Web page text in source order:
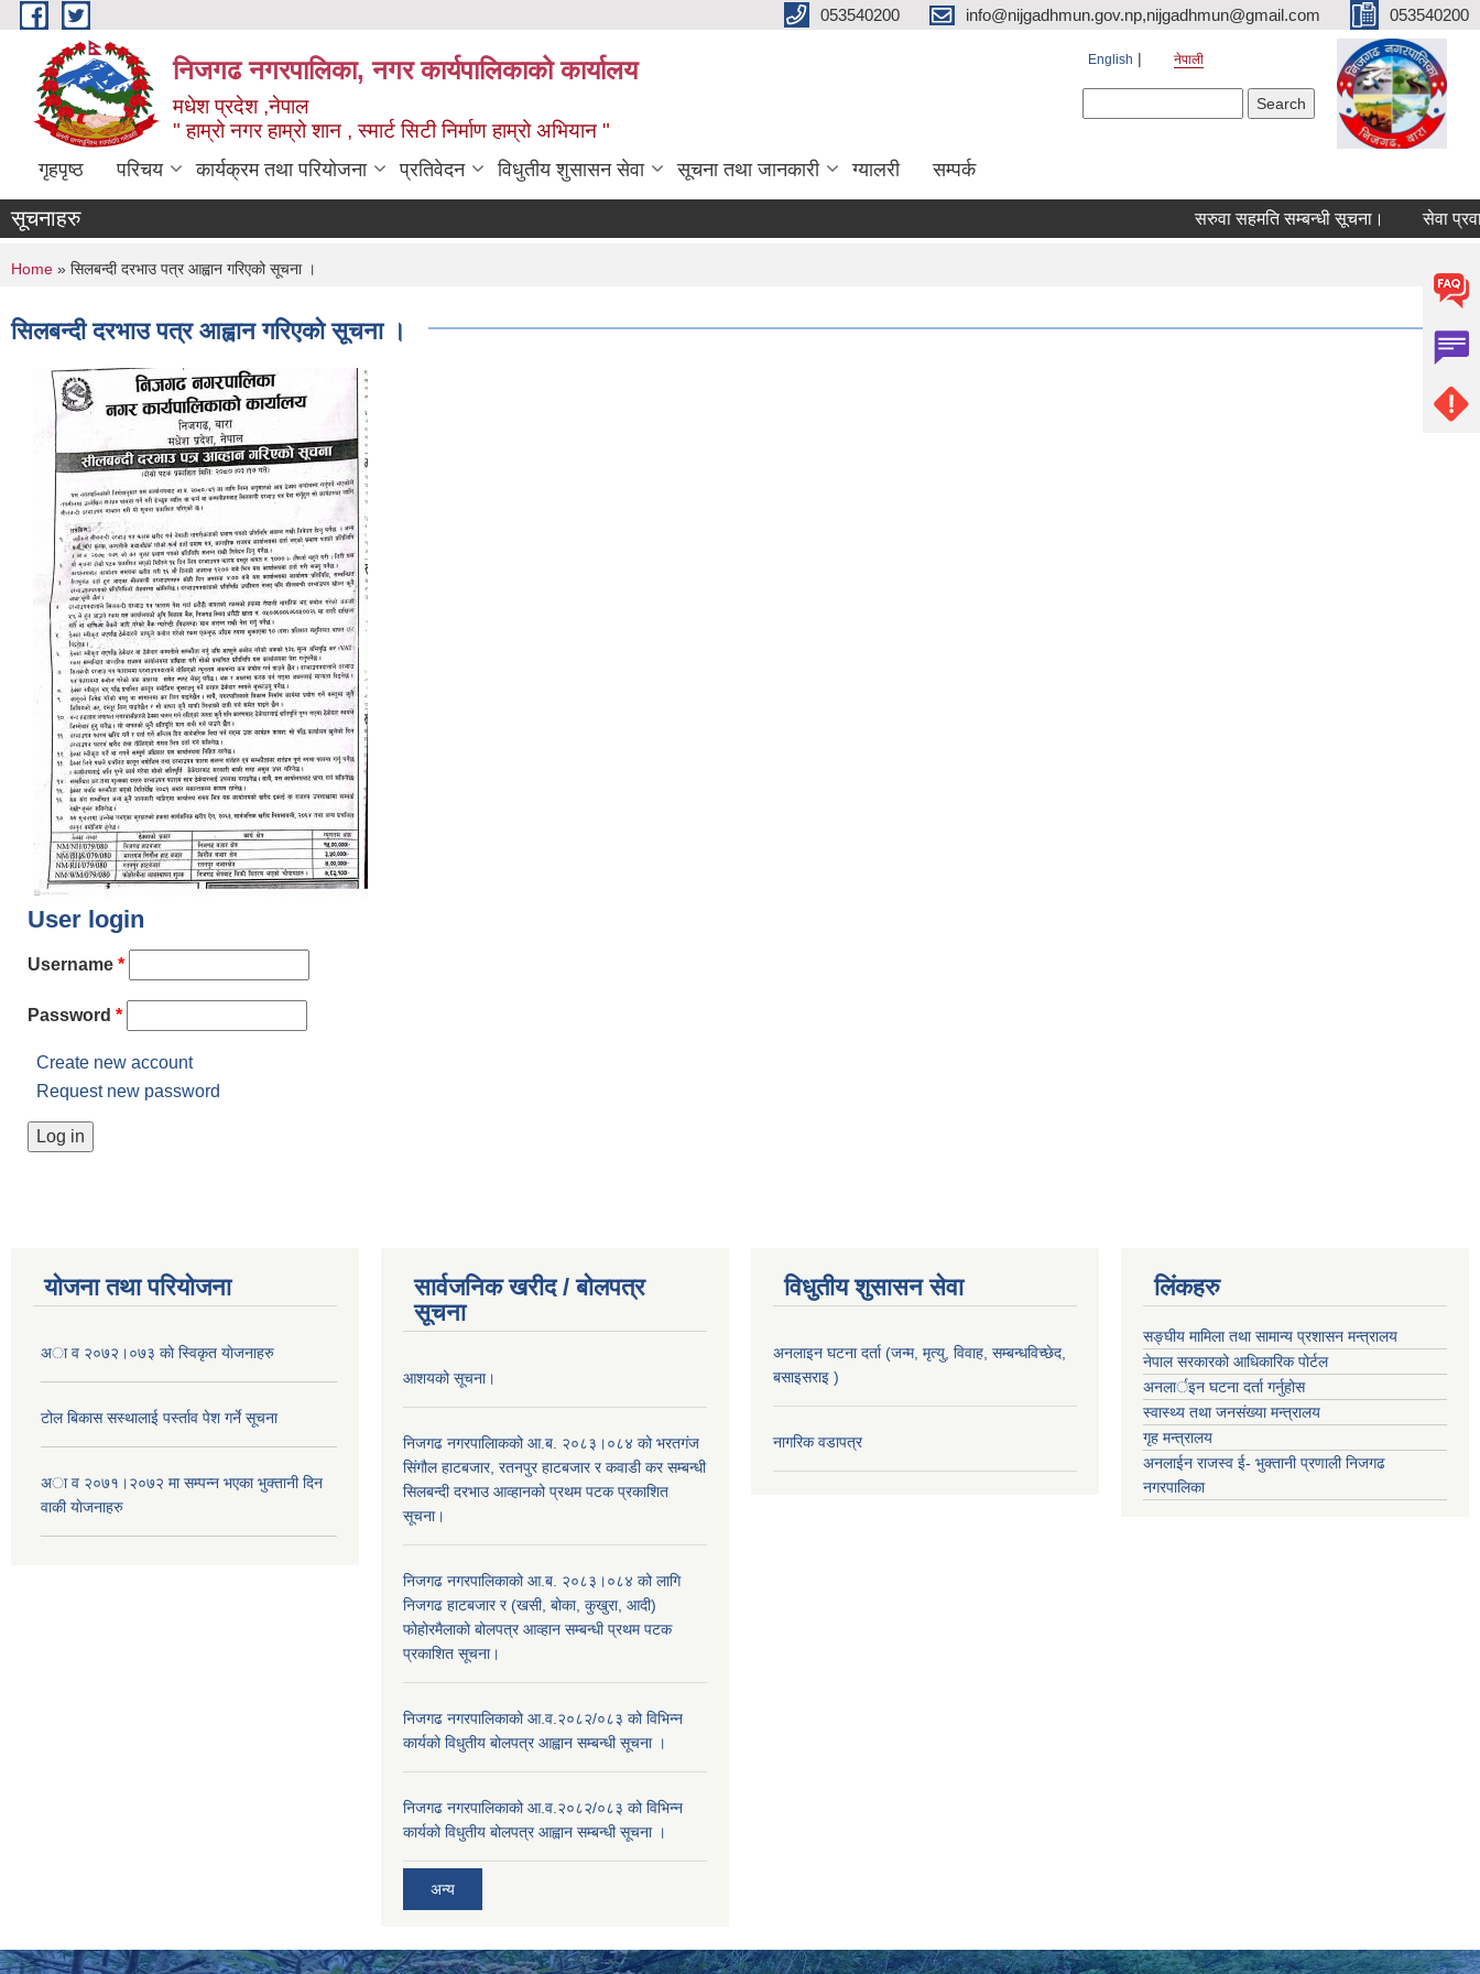
Skip to main content 053540200 info@nijgadhmun.gov.np,nijgadhmun@gmail.com 053540200
निजगढ नगरपालिका, नगर कार्यपालिकाको कार्यालय
मधेश प्रदेश ,नेपाल
" हाम्रो नगर हाम्रो शान , स्मार्ट सिटी निर्माण हाम्रो अभियान "
English नेपाली
गृहपृष्ठ परिचय कार्यक्रम तथा परियोजना प्रतिवेदन विधुतीय शुसासन सेवा सूचना तथा जानकारी ग्यालरी सम्पर्क
सूचनाहरु सरुवा सहमति सम्बन्धी सूचना। सेवा प्रवाह
You are here
Home » सिलबन्दी दरभाउ पत्र आह्वान गरिएको सूचना ।
सिलबन्दी दरभाउ पत्र आह्वान गरिएको सूचना ।
User login
Username *
Password *
Create new account
Request new password
योजना तथा परियोजना
अा व २०७२।०७३ काे स्विकृत याेजनाहरु
टोल बिकास स‌स्थालाई प‌र्स्ताव पेश गर्ने सूचना
अा‍ व २०७१।२०७२ मा सम्पन्न भएका भुक्तानी दिन
वा‌की याेजनाहरु
सार्वजनिक खरीद / बोलपत्र
सूचना
आशयको सूचना।
निजगढ नगरपालिाकको आ.ब. २०८३।०८४ को भरतगंज
सिंगौल हाटबजार, रतनपुर हाटबजार र कवाडी कर सम्बन्धी
सिलबन्दी दरभाउ आव्हानको प्रथम पटक प्रकाशित
सूचना।
निजगढ नगरपालिकाको आ.ब. २०८३।०८४ को लागि
निजगढ हाटबजार र (खसी, बोका, कुखुरा, आदी)
फोहोरमैलाको बोलपत्र आव्हान सम्बन्धी प्रथम पटक
प्रकाशित सूचना।
निजगढ नगरपालिकाको आ.व.२०८२/०८३ को विभिन्न
कार्यको विधुतीय बोलपत्र आह्वान सम्बन्धी सूचना ।
निजगढ नगरपालिकाको आ.व.२०८२/०८३ को विभिन्न
कार्यको विधुतीय बोलपत्र आह्वान सम्बन्धी सूचना ।
अन्य
विधुतीय शुसासन सेवा
अनलाइन घटना दर्ता (जन्म, मृत्यु, विवाह, सम्बन्धविच्छेद,
बसाइसराइ )
नागरिक वडापत्र
लिंकहरु
सङ्‍घीय मामिला तथा सामान्य प्रशासन मन्त्रालय
नेपाल सरकारको आधिकारिक पोर्टल
अनलार्इन घटना दर्ता गर्नुहोस
स्वास्थ्य तथा जनसंख्या मन्त्रालय
गृह मन्त्रालय
अनलाईन राजस्व ई- भुक्तानी प्रणाली निजगढ
नगरपालिका